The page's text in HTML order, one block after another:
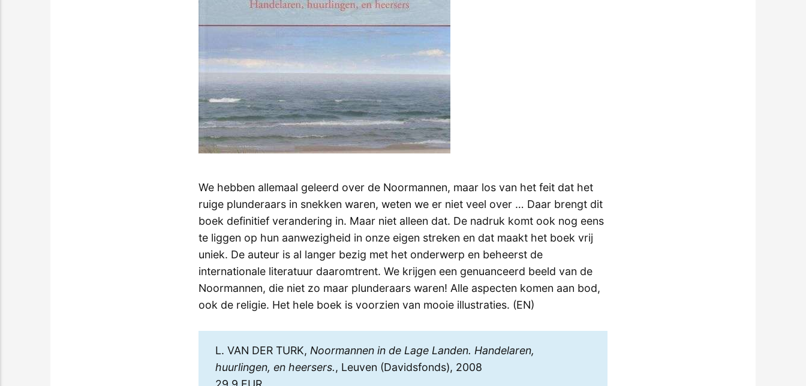
We hebben allemaal geleerd over de Noormannen, maar los van het feit dat het
ruige plunderaars in snekken waren, weten we er niet veel over … Daar brengt dit
boek definitief verandering in. Maar niet alleen dat. De nadruk komt ook nog eens
te liggen op hun aanwezigheid in onze eigen streken en dat maakt het boek vrij
uniek. De auteur is al langer bezig met het onderwerp en beheerst de
internationale literatuur daaromtrent. We krijgen een genuanceerd beeld van de
Noormannen, die niet zo maar plunderaars waren! Alle aspecten komen aan bod,
ook de religie. Het hele boek is voorzien van mooie illustraties. (EN)
L. VAN DER TURK, Noormannen in de Lage Landen. Handelaren,
huurlingen, en heersers., Leuven (Davidsfonds), 2008